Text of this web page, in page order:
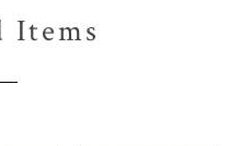
Items